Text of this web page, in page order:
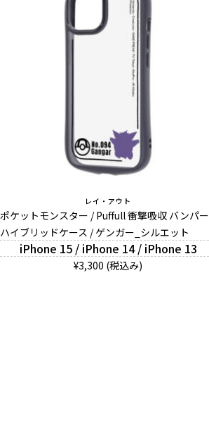
レイ・アウト
ポケットモンスター / Puffull 衝撃吸収 バンパー
ハイブリッドケース / ゲンガー_シルエット
iPhone 15 / iPhone 14 / iPhone 13
¥3,300 (税込み)